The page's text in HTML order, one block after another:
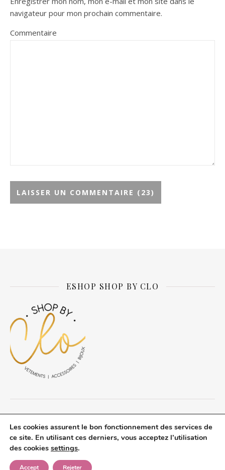
navigateur pour mon prochain commentaire.
Commentaire
ESHOP SHOP BY CLO
A propos du blog Mentions légales Politique de confidentialité
Revue de Presse Contact
Thème Ashe par
Les cookies assurent le bon fonctionnement des services de
ce site. En utilisant ces derniers, vous acceptez l’utilisation
des cookies settings.
Accept Rejeter